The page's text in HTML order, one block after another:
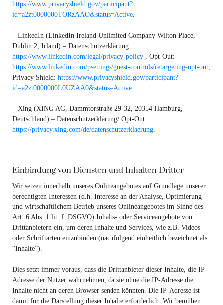
https://www.privacyshield.gov/participant?
id=a2zt0000000TORzAAO&status=Active.
– LinkedIn (LinkedIn Ireland Unlimited Company Wilton Place,
Dublin 2, Irland) – Datenschutzerklärung
https://www.linkedin.com/legal/privacy-policy, Opt-Out:
https://www.linkedin.com/psettings/guest-controls/retargeting-opt-out,
Privacy Shield: https://www.privacyshield.gov/participant?
id=a2zt0000000L0UZAA0&status=Active.
– Xing (XING AG, Dammtorstraße 29-32, 20354 Hamburg,
Deutschland) – Datenschutzerklärung/ Opt-Out:
https://privacy.xing.com/de/datenschutzerklaerung.
Einbindung von Diensten und Inhalten Dritter
Wir setzen innerhalb unseres Onlineangebotes auf Grundlage unserer
berechtigten Interessen (d.h. Interesse an der Analyse, Optimierung
und wirtschaftlichem Betrieb unseres Onlineangebotes im Sinne des
Art. 6 Abs. 1 lit. f. DSGVO) Inhalts- oder Serviceangebote von
Drittanbietern ein, um deren Inhalte und Services, wie z.B. Videos
oder Schriftarten einzubinden (nachfolgend einheitlich bezeichnet als
“Inhalte”).
Dies setzt immer voraus, dass die Drittanbieter dieser Inhalte, die IP-
Adresse der Nutzer wahrnehmen, da sie ohne die IP-Adresse die
Inhalte nicht an deren Browser senden könnten. Die IP-Adresse ist
damit für die Darstellung dieser Inhalte erforderlich. Wir bemühen